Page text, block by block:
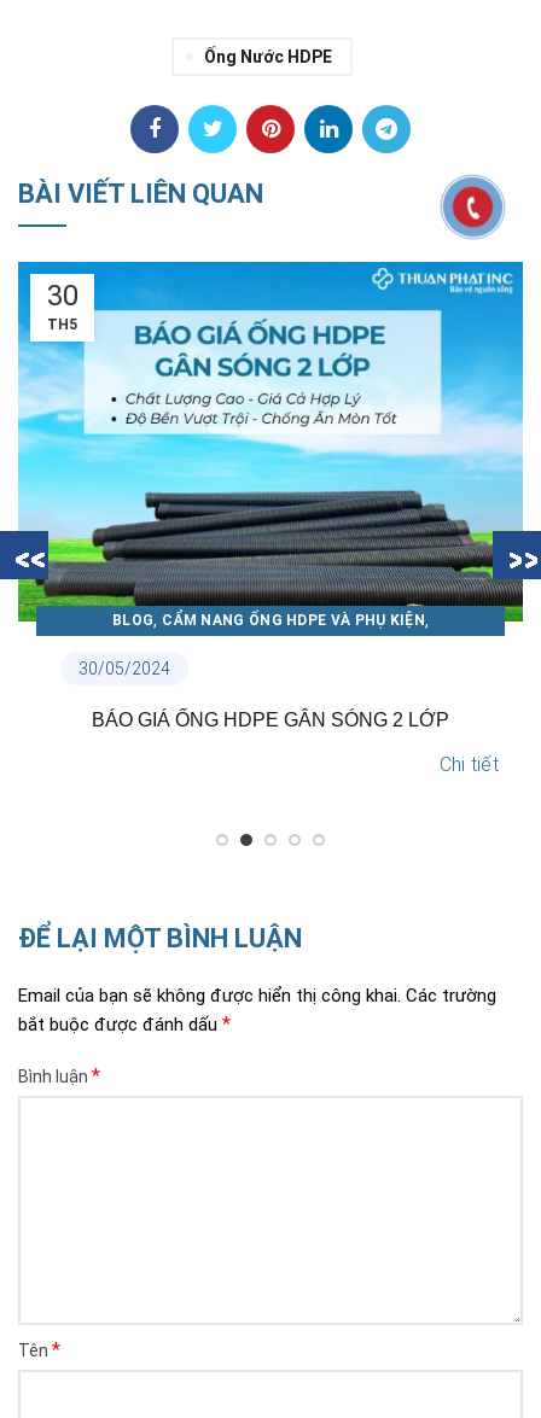
Ống Nước HDPE
BÀI VIẾT LIÊN QUAN
18
TH5
18/05/2024
CẨM NANG ỐNG NHỰA THUẬN PHÁT,TIN NỘI BỘ
TẠI SAO NÊN LỰA CHỌN ỐNG NHỰA THUẬN PHÁT?
Chi tiết
ĐỂ LẠI MỘT BÌNH LUẬN
Email của bạn sẽ không được hiển thị công khai. Các trường
bắt buộc được đánh dấu *
Bình luận *
Tên *